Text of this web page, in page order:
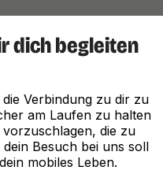
dich begleiten
Verbindung zu dir zu
am Laufen zu halten
die zu
Besuch bei uns soll
mobiles Leben.